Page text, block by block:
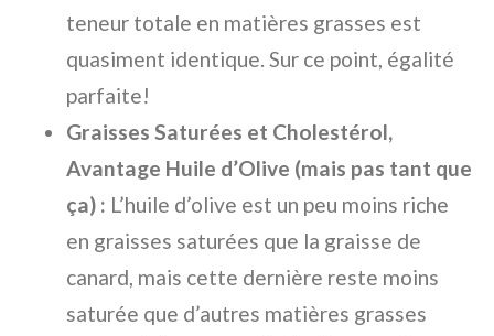
teneur totale en matières grasses est
quasiment identique. Sur ce point, égalité
parfaite!
Graisses Saturées et Cholestérol,
Avantage Huile d’Olive (mais pas tant que
ça) : L’huile d’olive est un peu moins riche
en graisses saturées que la graisse de
canard, mais cette dernière reste moins
saturée que d’autres matières grasses